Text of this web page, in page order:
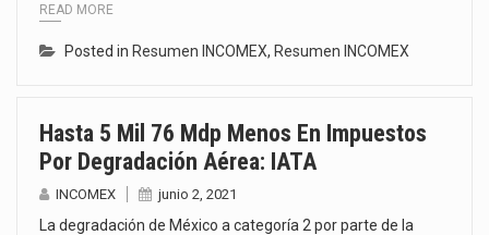
READ MORE
Posted in Resumen INCOMEX, Resumen INCOMEX
Hasta 5 Mil 76 Mdp Menos En Impuestos
Por Degradación Aérea: IATA
INCOMEX junio 2, 2021
La degradación de México a categoría 2 por parte de la